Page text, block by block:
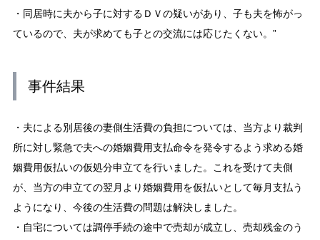
・同居時に夫から子に対するＤＶの疑いがあり、子も夫を怖がっ
ているので、夫が求めても子との交流には応じたくない。”
事件結果
・夫による別居後の妻側生活費の負担については、当方より裁判
所に対し緊急で夫への婚姻費用支払命令を発令するよう求める婚
姻費用仮払いの仮処分申立てを行いました。これを受けて夫側
が、当方の申立ての翌月より婚姻費用を仮払いとして毎月支払う
ようになり、今後の生活費の問題は解決しました。
・自宅については調停手続の途中で売却が成立し、売却残金のう